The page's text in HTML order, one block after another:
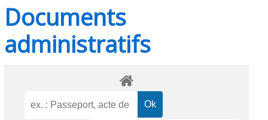
Documents
administratifs